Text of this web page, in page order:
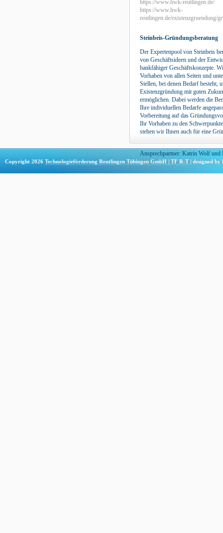
https://www.hwk-reutlingen.de/
https://www.hwk-
reutlingen.de/existenzgruendung/
Steinbeis-Gründungsberatung
Der Expertenpool von Steinbeis
von Geschäftsideen und der
bankfähiger Geschäftskonzepte.
Vorhaben von allen Seiten und
Stellen, bei denen Bedarf besteht,
Existenzgründung mit guten
ermöglichen. Dabei werden die
Ihre individuellen Bedarfe
Vorbereitung auf das
Ihr Vorhaben zu den
stehen wir Ihnen auch für eine
Ansprechpartner: Katrin Wolf und
https://www.steinbeis.de/de/
Copyright 2026 Technologieförderung Reutlingen Tübingen GmbH | TF R-T| designed by